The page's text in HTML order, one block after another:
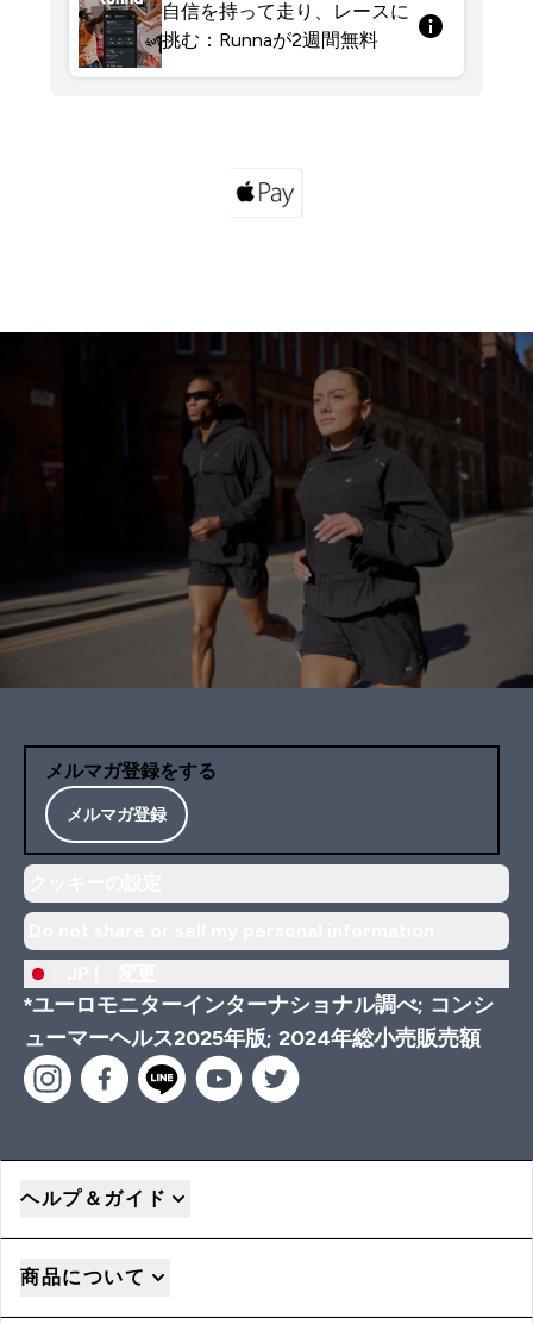
自信を持って走り、レースに
挑む：Runnaが2週間無料
メルマガ登録をする
メルマガ登録
*ユーロモニターインターナショナル調べ; コンシ
ューマーヘルス2025年版; 2024年総小売販売額
ヘルプ＆ガイド
商品について